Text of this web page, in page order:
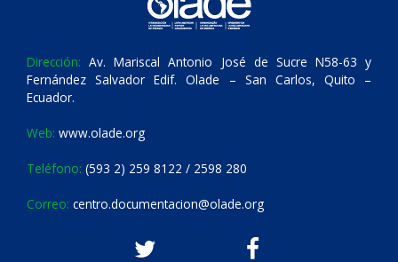
Dirección: Av. Mariscal Antonio José de Sucre N58-63 y
Fernández Salvador Edif. Olade – San Carlos, Quito –
Ecuador.
Web: www.olade.org
Teléfono: (593 2) 259 8122 / 2598 280
Correo: centro.documentacion@olade.org